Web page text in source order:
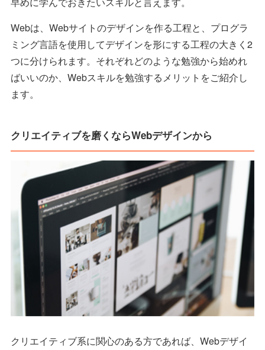
Webは、Webサイトのデザインを作る工程と、プログラ
ミング言語を使用してデザインを形にする工程の大きく2
つに分けられます。それぞれどのような勉強から始めれ
ばいいのか、Webスキルを勉強するメリットをご紹介し
ます。
クリエイティブを磨くならWebデザインから
クリエイティブ系に関心のある方であれば、Webデザイ